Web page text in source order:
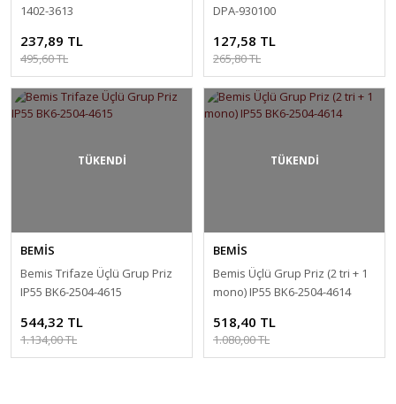
1402-3613
237,89 TL
495,60 TL
DPA-930100
127,58 TL
265,80 TL
TÜKENDİ
BEMİS
Bemis Trifaze Üçlü Grup Priz
IP55 BK6-2504-4615
544,32 TL
1.134,00 TL
TÜKENDİ
BEMİS
Bemis Üçlü Grup Priz (2 tri + 1
mono) IP55 BK6-2504-4614
518,40 TL
1.080,00 TL